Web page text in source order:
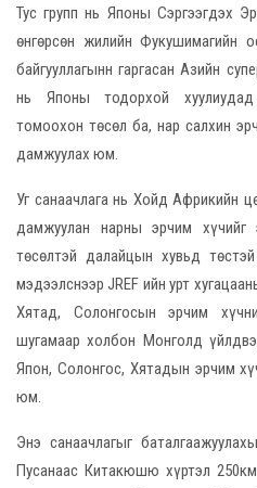
Тус групп нь Японы Сэргээгдэх
өнгөрсөн жилийн Фукушимагийн
байгууллагынн гаргасан Азийн
нь Японы тодорхой
томоохон төсөл ба, нар салхин
дамжуулах юм.
Уг санаачлага нь Хойд Африкийн
дамжуулан нарны эрчим хүчийг
төсөлтэй далайцын хувьд
мэдээлснээр JREF ийн урт
Хятад, Солонгосын эрчим
шугамаар холбон Монголд
Япон, Солонгос, Хятадын эрчим
юм.
Энэ санаачлагыг
Пусанаас Китакюшю хүртэл